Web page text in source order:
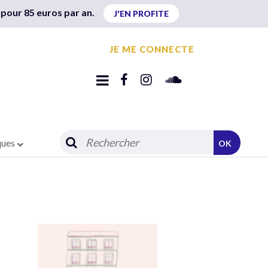
85 euros par an. J'EN PROFITE
JE ME CONNECTE
OK